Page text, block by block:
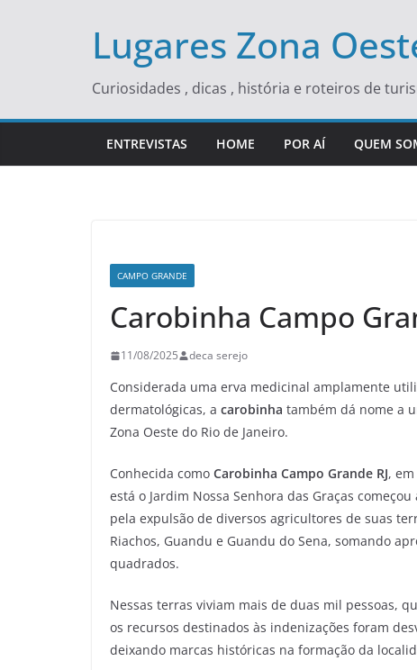
Lugares Zona
Curiosidades , dicas , história e roteiros de
ENTREVISTAS HOME POR AÍ QUEM
CAMPO GRANDE
Carobinha Campo
11/08/2025 deca serejo
Considerada uma erva medicinal amplamente
dermatológicas, a carobinha também dá nome a
Zona Oeste do Rio de Janeiro.
Conhecida como Carobinha Campo Grande RJ,
está o Jardim Nossa Senhora das Graças
pela expulsão de diversos agricultores de suas
Riachos, Guandu e Guandu do Sena, somando
quadrados.
Nessas terras viviam mais de duas mil pessoas,
os recursos destinados às indenizações foram
deixando marcas históricas na formação da